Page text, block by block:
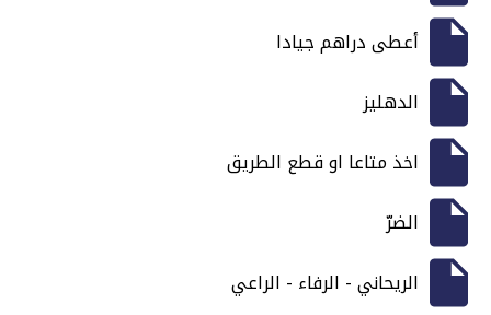
أعطى دراهم جيادا
الدهليز
اخذ متاعا او قطع الطريق
الضرّ
الريحاني - الرفاء - الراعي